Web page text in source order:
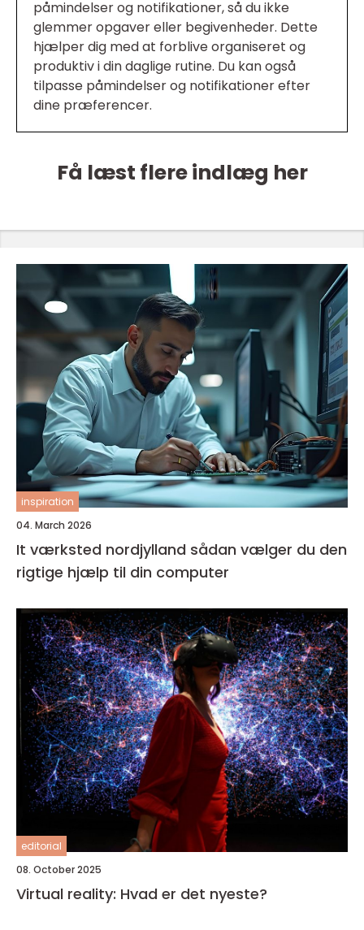
påmindelser og notifikationer, så du ikke
glemmer opgaver eller begivenheder. Dette
hjælper dig med at forblive organiseret og
produktiv i din daglige rutine. Du kan også
tilpasse påmindelser og notifikationer efter
dine præferencer.
Få læst flere indlæg her
inspiration
04. March 2026
It værksted nordjylland sådan vælger du den
rigtige hjælp til din computer
editorial
08. October 2025
Virtual reality: Hvad er det nyeste?